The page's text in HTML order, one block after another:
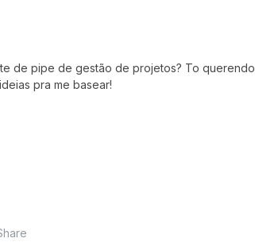
de pipe de gestão de projetos? To querendo
pra me basear!